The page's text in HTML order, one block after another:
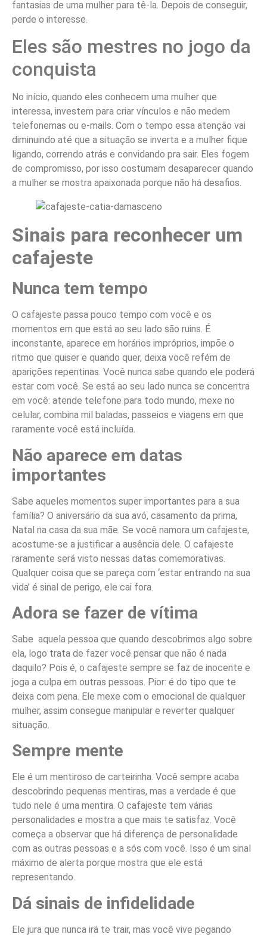
fantasias de uma mulher para tê-la. Depois de conseguir,
perde o interesse.
Eles são mestres no jogo da
conquista
No início, quando eles conhecem uma mulher que
interessa, investem para criar vínculos e não medem
telefonemas ou e-mails. Com o tempo essa atenção vai
diminuindo até que a situação se inverta e a mulher fique
ligando, correndo atrás e convidando pra sair. Eles fogem
de compromisso, por isso costumam desaparecer quando
a mulher se mostra apaixonada porque não há desafios.
Sinais para reconhecer um
cafajeste
Nunca tem tempo
O cafajeste passa pouco tempo com você e os
momentos em que está ao seu lado são ruins. É
inconstante, aparece em horários impróprios, impõe o
ritmo que quiser e quando quer, deixa você refém de
aparições repentinas. Você nunca sabe quando ele poderá
estar com você. Se está ao seu lado nunca se concentra
em você: atende telefone para todo mundo, mexe no
celular, combina mil baladas, passeios e viagens em que
raramente você está incluída.
Não aparece em datas
importantes
Sabe aqueles momentos super importantes para a sua
família? O aniversário da sua avó, casamento da prima,
Natal na casa da sua mãe. Se você namora um cafajeste,
acostume-se a justificar a ausência dele. O cafajeste
raramente será visto nessas datas comemorativas.
Qualquer coisa que se pareça com ‘estar entrando na sua
vida’ é sinal de perigo, ele cai fora.
Adora se fazer de vítima
Sabe aquela pessoa que quando descobrimos algo sobre
ela, logo trata de fazer você pensar que não é nada
daquilo? Pois é, o cafajeste sempre se faz de inocente e
joga a culpa em outras pessoas. Pior: é do tipo que te
deixa com pena. Ele mexe com o emocional de qualquer
mulher, assim consegue manipular e reverter qualquer
situação.
Sempre mente
Ele é um mentiroso de carteirinha. Você sempre acaba
descobrindo pequenas mentiras, mas a verdade é que
tudo nele é uma mentira. O cafajeste tem várias
personalidades e mostra a que mais te satisfaz. Você
começa a observar que há diferença de personalidade
com as outras pessoas e a sós com você. Isso é um sinal
máximo de alerta porque mostra que ele está
representando.
Dá sinais de infidelidade
Ele jura que nunca irá te trair, mas você vive pegando